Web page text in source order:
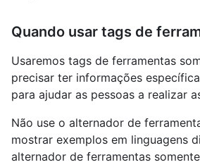
Quando usar tags de
Usaremos tags de ferramentas
precisar ter informações
para ajudar as pessoas a realizar
Não use o alternador de
mostrar exemplos em linguagens
alternador de ferramentas